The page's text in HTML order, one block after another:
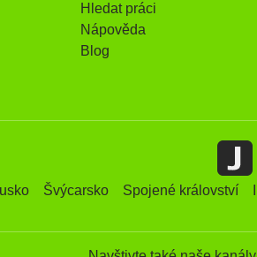
Hledat práci
Nápověda
Blog
Švýcarsko Spojené království